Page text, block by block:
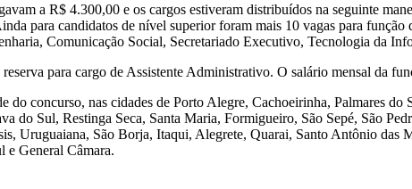
a R$ 4.300,00 e os cargos estiveram distribuídos na seguinte
para candidatos de nível superior foram mais 10 vagas para
Comunicação Social, Secretariado Executivo, Tecnologia da
para cargo de Assistente Administrativo. O salário mensal da
do concurso, nas cidades de Porto Alegre, Cachoeirinha, Palmares
do Sul, Restinga Seca, Santa Maria, Formigueiro, São Sepé, São
Uruguaiana, São Borja, Itaqui, Alegrete, Quarai, Santo Antônio das
e General Câmara.